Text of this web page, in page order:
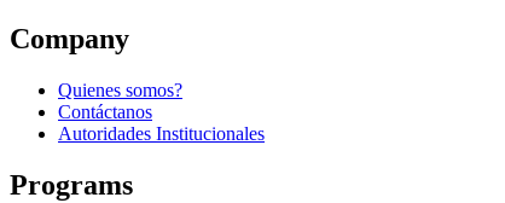
Company
Quienes somos?
Contáctanos
Autoridades Institucionales
Programs